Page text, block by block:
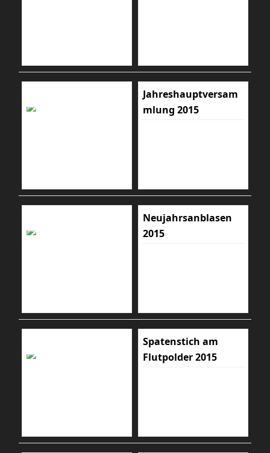
Jahreshauptversam
mlung 2015
Neujahrsanblasen
2015
Spatenstich am
Flutpolder 2015